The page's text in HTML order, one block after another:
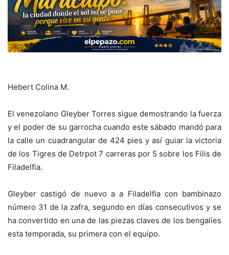
Hebert Colina M.
El venezolano Gleyber Torres sigue demostrando la fuerza
y el poder de su garrocha cuando este sábado mandó para
la calle un cuadrangular de 424 pies y así guiar la victoria
de los Tigres de Detrpot 7 carreras por 5 sobre los Filis de
Filadelfia.
Gleyber castigó de nuevo a a Filadelfia con bambinazo
número 31 de la zafra, segundo en días consecutivos y se
ha convertido en una de las piezas claves de los bengalíes
esta temporada, su primera con el equipo.